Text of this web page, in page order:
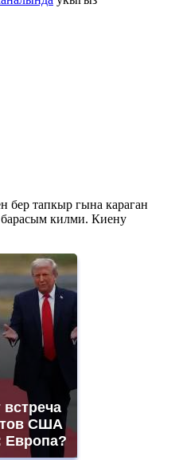
бер тапкыр гына караган
килми. Киену
встреча
США
Европа?